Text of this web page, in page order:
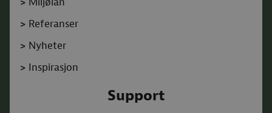
> Referanser
> Nyheter
> Inspirasjon
Support